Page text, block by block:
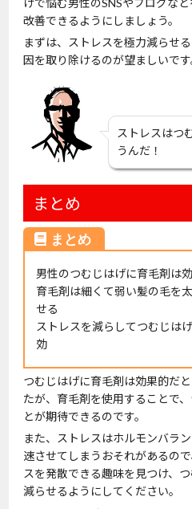
げで悩む男性のSNSやブログな
改善できるようにしましょう。
まずは、ストレスを極力減らせ
因を取り除けるのが望ましいです
ストレスはつ
うんだ！
まとめ
男性のつむじはげに育毛剤は
育毛剤は細くて弱い髪の毛を
せる
ストレスを減らしてつむじは
効
つむじはげに育毛剤は効果的だ
たが、育毛剤を使用することで
とが期待できるのです。
また、ストレスはホルモンバラ
速させてしまうおそれがあるの
スを発散できる趣味を見つけ、
減らせるようにしてください。